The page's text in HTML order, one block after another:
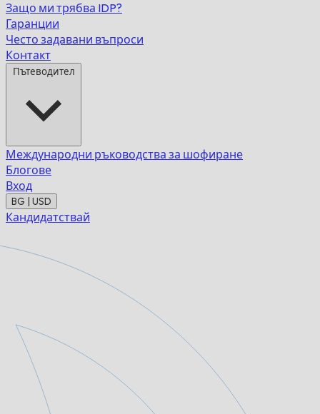
Защо ми трябва IDP?
Гаранции
Често задавани въпроси
Контакт
Пътеводител
Международни ръководства за шофиране
Блогове
Вход
BG | USD
Кандидатствай